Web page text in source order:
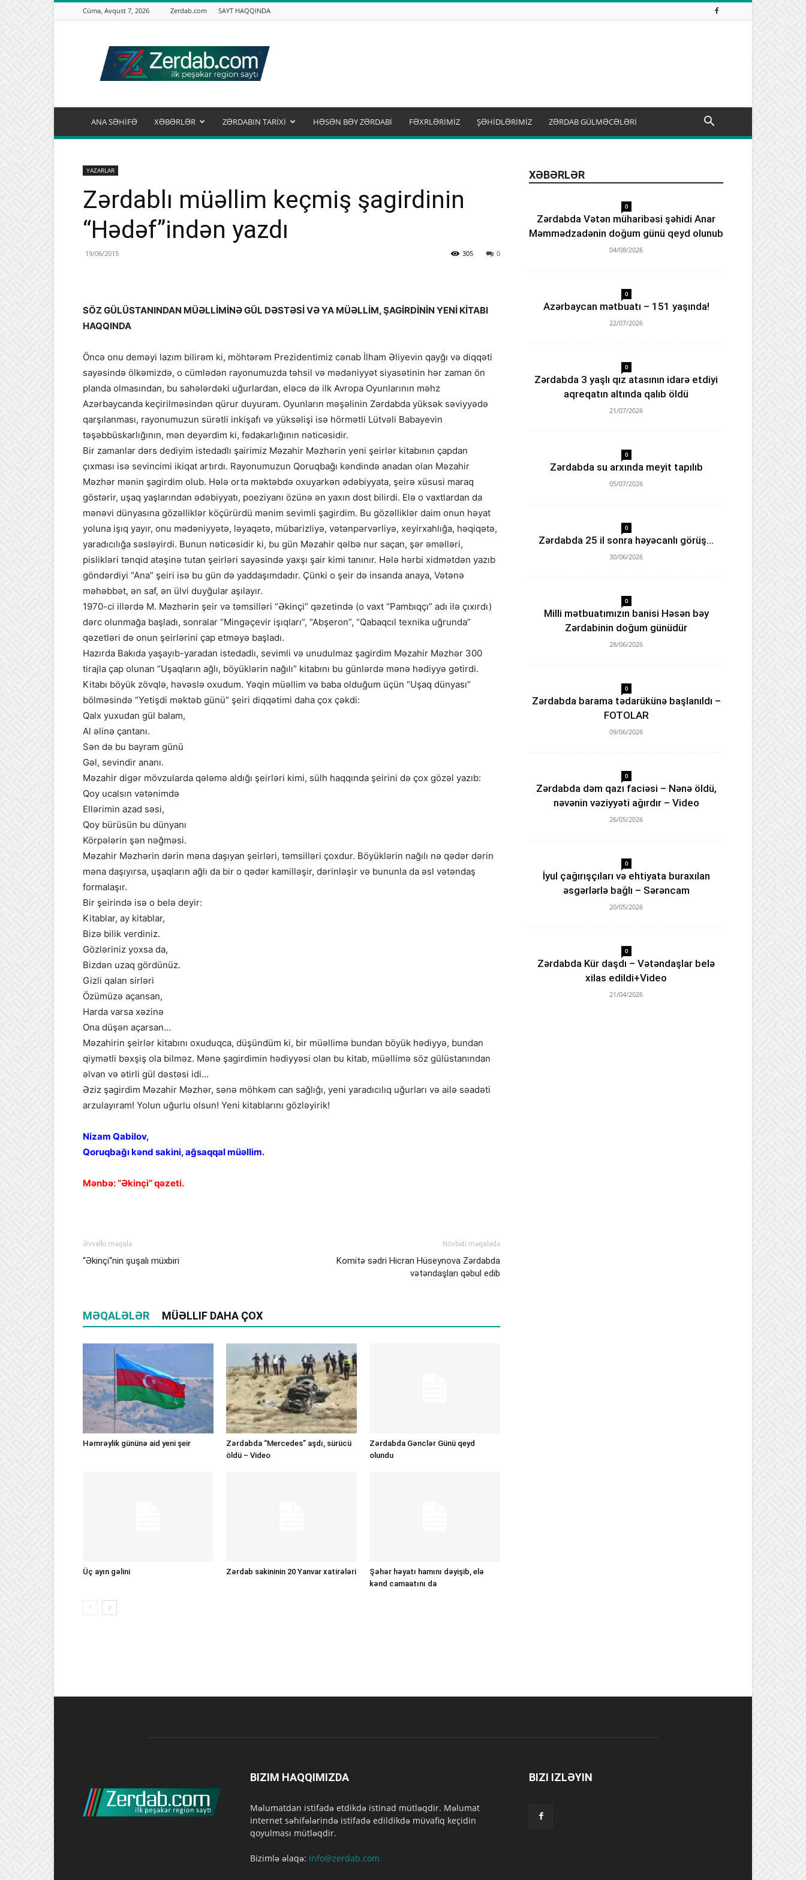
Cümə, Avqust 7, 2026 Zerdab.com SAYT HAQQINDA
ANA SƏHİFƏ XƏBƏRLƏR ZƏRDABIN TARİXİ HƏSƏN BƏY ZƏRDABİ FƏXRLƏRİMİZ ŞƏHİDLƏRİMİZ ZƏRDAB GÜLMƏCƏLƏRİ
YAZARLAR
Zərdablı müəllim keçmiş şagirdinin
“Hədəf”indən yazdı
19/06/2015 0
305
SÖZ GÜLÜSTANINDAN MÜƏLLİMİNƏ GÜL DƏSTƏSİ VƏ YA MÜƏLLİM, ŞAGİRDİNİN YENİ KİTABI
HAQQINDA
Öncə onu deməyi lazım bilirəm ki, möhtərəm Prezidentimiz cənab İlham Əliyevin qayğı və diqqəti
sayəsində ölkəmizdə, o cümlədən rayonumuzda təhsil və mədəniyyət siyasətinin hər zaman ön
planda olmasından, bu sahələrdəki uğurlardan, eləcə də ilk Avropa Oyunlarının məhz
Azərbaycanda keçirilməsindən qürur duyuram. Oyunların məşəlinin Zərdabda yüksək səviyyədə
qarşılanması, rayonumuzun sürətli inkişafı və yüksəlişi isə hörmətli Lütvəli Babayevin
təşəbbüskarlığının, mən deyərdim ki, fədakarlığının nəticəsidir.
Bir zamanlar dərs dediyim istedadlı şairimiz Məzahir Məzhərin yeni şeirlər kitabının çapdan
çıxması isə sevincimi ikiqat artırdı. Rayonumuzun Qoruqbağı kəndində anadan olan Məzahir
Məzhər mənin şagirdim olub. Hələ orta məktəbdə oxuyarkən ədəbiyyata, şeirə xüsusi maraq
göstərir, uşaq yaşlarından ədəbiyyatı, poeziyanı özünə ən yaxın dost bilirdi. Elə o vaxtlardan da
mənəvi dünyasına gözəlliklər köçürürdü mənim sevimli şagirdim. Bu gözəlliklər daim onun həyat
yoluna işıq yayır, onu mədəniyyətə, ləyaqətə, mübarizliyə, vətənpərvərliyə, xeyirxahlığa, həqiqətə,
yaradıcılığa səsləyirdi. Bunun nəticəsidir ki, bu gün Məzahir qəlbə nur saçan, şər əməlləri,
pislikləri tənqid atəşinə tutan şeirləri sayəsində yaxşı şair kimi tanınır. Hələ hərbi xidmətdən yazıb
göndərdiyi “Ana” şeiri isə bu gün də yaddaşımdadır. Çünki o şeir də insanda anaya, Vətənə
məhəbbət, ən saf, ən ülvi duyğular aşılayır.
1970-ci illərdə M. Məzhərin şeir və təmsilləri “Əkinçi” qəzetində (o vaxt “Pambıqçı” adı ilə çıxırdı)
dərc olunmağa başladı, sonralar “Mingəçevir işıqları”, “Abşeron”, “Qabaqcıl texnika uğrunda”
qəzetləri də onun şeirlərini çap etməyə başladı.
Hazırda Bakıda yaşayıb-yaradan istedadlı, sevimli və unudulmaz şagirdim Məzahir Məzhər 300
tirajla çap olunan “Uşaqların ağlı, böyüklərin nağılı” kitabını bu günlərdə mənə hədiyyə gətirdi.
Kitabı böyük zövqlə, həvəslə oxudum. Yəqin müəllim və baba olduğum üçün “Uşaq dünyası”
bölməsində “Yetişdi məktəb günü” şeiri diqqətimi daha çox çəkdi:
Qalx yuxudan gül balam,
Al əlinə çantanı.
Sən də bu bayram günü
Gəl, sevindir ananı.
Məzahir digər mövzularda qələmə aldığı şeirləri kimi, sülh haqqında şeirini də çox gözəl yazıb:
Qoy ucalsın vətənimdə
Ellərimin azad səsi,
Qoy bürüsün bu dünyanı
Körpələrin şən nəğməsi.
Məzahir Məzhərin dərin məna daşıyan şeirləri, təmsilləri çoxdur. Böyüklərin nağılı nə qədər dərin
məna daşıyırsa, uşaqların ağlı da bir o qədər kamilləşir, dərinləşir və bununla da əsl vətəndaş
formalaşır.
Bir şeirində isə o belə deyir:
Kitablar, ay kitablar,
Bizə bilik verdiniz.
Gözləriniz yoxsa da,
Bizdən uzaq gördünüz.
Gizli qalan sirləri
Özümüzə açansan,
Harda varsa xəzinə
Ona düşən açarsan…
Məzahirin şeirlər kitabını oxuduqca, düşündüm ki, bir müəllimə bundan böyük hədiyyə, bundan
qiymətli bəxşiş ola bilməz. Mənə şagirdimin hədiyyəsi olan bu kitab, müəllimə söz gülüstanından
əlvan və ətirli gül dəstəsi idi…
Əziz şagirdim Məzahir Məzhər, sənə möhkəm can sağlığı, yeni yaradıcılıq uğurları və ailə səadəti
arzulayıram! Yolun uğurlu olsun! Yeni kitablarını gözləyirik!
Nizam Qabilov,
Qoruqbağı kənd sakini, ağsaqqal müəllim.
Mənbə: “Əkinçi” qəzeti.
Əvvəlki məqalə
“Əkinçi“nin şuşalı müxbiri
Növbəti məqalədə
Komitə sədri Hicran Hüseynova Zərdabda
vətəndaşları qəbul edib
MƏQALƏLƏR MÜƏLLIF DAHA ÇOX
Həmrəylik gününə aid yeni şeir
Zərdabda “Mercedes” aşdı, sürücü
öldü – Video
Zərdabda Gənclər Günü qeyd
olundu
Üç ayın gəlini Zərdab sakininin 20 Yanvar xatirələri
Şəhər həyatı hamını dəyişib, elə
kənd camaatını da
XƏBƏRLƏR
0
Zərdabda Vətən müharibəsi şəhidi Anar
Məmmədzadənin doğum günü qeyd olunub
04/08/2026
0
Azərbaycan mətbuatı – 151 yaşında!
22/07/2026
0
Zərdabda 3 yaşlı qız atasının idarə etdiyi
aqreqatın altında qalıb öldü
21/07/2026
0
Zərdabda su arxında meyit tapılıb
05/07/2026
0
Zərdabda 25 il sonra həyəcanlı görüş…
30/06/2026
0
Milli mətbuatımızın banisi Həsən bəy
Zərdabinin doğum günüdür
28/06/2026
0
Zərdabda barama tədarükünə başlanıldı –
FOTOLAR
09/06/2026
0
Zərdabda dəm qazı faciəsi – Nənə öldü,
nəvənin vəziyyəti ağırdır – Video
26/05/2026
0
İyul çağırışçıları və ehtiyata buraxılan
əsgərlərlə bağlı – Sərəncam
20/05/2026
0
Zərdabda Kür daşdı – Vətəndaşlar belə
xilas edildi+Video
21/04/2026
BIZIM HAQQIMIZDA
Məlumatdan istifadə etdikdə istinad mütləqdir. Məlumat
internet səhifələrində istifadə edildikdə müvafiq keçidin
qoyulması mütləqdir.
Bizimlə əlaqə: info@zerdab.com
BIZI IZLƏYIN